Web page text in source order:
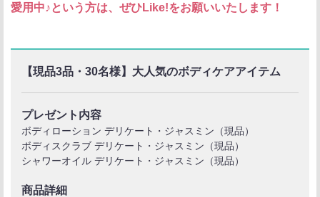
愛用中♪という方は、ぜひLike!をお願いいたします！
【現品3品・30名様】大人気のボディケアアイテム
プレゼント内容
ボディローション デリケート・ジャスミン（現品）
ボディスクラブ デリケート・ジャスミン（現品）
シャワーオイル デリケート・ジャスミン（現品）
商品詳細